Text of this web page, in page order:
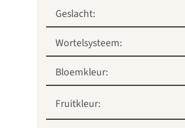
Geslacht:
Wortelsysteem:
Bloemkleur:
Fruitkleur: